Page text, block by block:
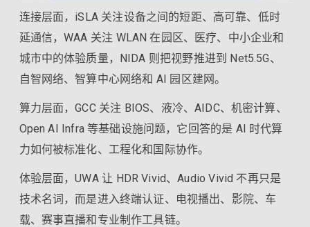
连接层面，iSLA 关注设备之间的短距、高可靠、低时
延通信，WAA 关注 WLAN 在园区、医疗、中小企业和
城市中的体验质量，NIDA 则把视野推进到 Net5.5G、
自智网络、智算中心网络和 AI 园区建网。
算力层面，GCC 关注 BIOS、液冷、AIDC、机密计算、
Open AI Infra 等基础设施问题，它回答的是 AI 时代算
力如何被标准化、工程化和国际协作。
体验层面，UWA 让 HDR Vivid、Audio Vivid 不再只是
技术名词，而是进入终端认证、电视播出、影院、车
载、赛事直播和专业制作工具链。